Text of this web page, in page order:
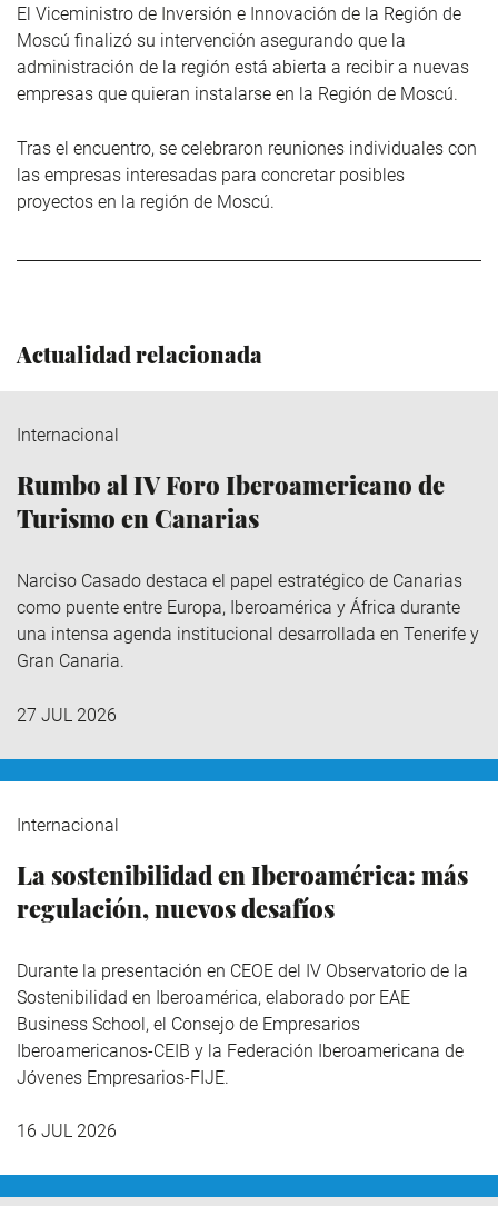
El Viceministro de Inversión e Innovación de la Región de
Moscú finalizó su intervención asegurando que la
administración de la región está abierta a recibir a nuevas
empresas que quieran instalarse en la Región de Moscú.
Tras el encuentro, se celebraron reuniones individuales con
las empresas interesadas para concretar posibles
proyectos en la región de Moscú.
Actualidad relacionada
Internacional
Rumbo al IV Foro Iberoamericano de
Turismo en Canarias
Narciso Casado destaca el papel estratégico de Canarias
como puente entre Europa, Iberoamérica y África durante
una intensa agenda institucional desarrollada en Tenerife y
Gran Canaria.
27 JUL 2026
Internacional
La sostenibilidad en Iberoamérica: más
regulación, nuevos desafíos
Durante la presentación en CEOE del IV Observatorio de la
Sostenibilidad en Iberoamérica, elaborado por EAE
Business School, el Consejo de Empresarios
Iberoamericanos-CEIB y la Federación Iberoamericana de
Jóvenes Empresarios-FIJE.
16 JUL 2026